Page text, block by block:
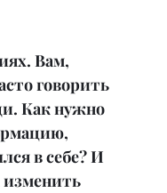
Вам,
говорить
Как нужно
в себе? И
изменить